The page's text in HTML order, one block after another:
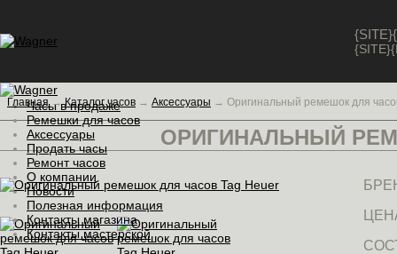
Часы в продаже
Ремешки для часов
Аксессуары
Продать часы
Ремонт часов
О компании
Новости
Полезная информация
Контакты магазина
Контакты мастерской
Главная→Каталог часов → Аксессуары → Оригинальный ремешок для
ОРИГИНАЛЬНЫЙ